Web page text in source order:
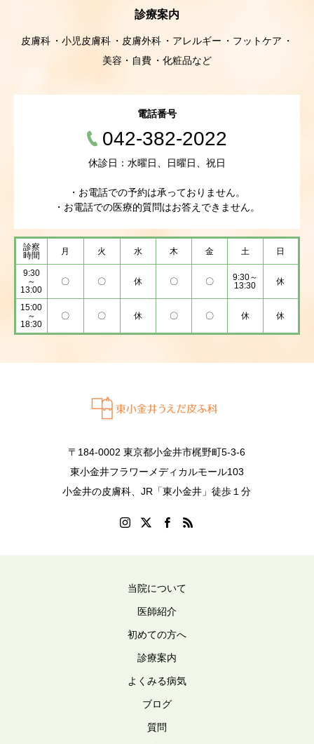
診療案内
皮膚科 小児皮膚科 皮膚外科 アレルギー
フットケア
美容・自費
化粧品など
電話番号
042-382-2022
休診日：水曜日、日曜日、祝日
・お電話での予約は承っておりません。
・お電話での医療的質問はお答えできません。
診察
時間
月 火 水 木 金 土 日
9:30
～
13:00
〇 〇 休 〇 〇
9:30～
13:30
休
15:00
～
18:30
〇 〇 休 〇 〇 休 休
〒184-0002 東京都小金井市梶野町5-3-6
東小金井フラワーメディカルモール103
小金井の皮膚科、JR「東小金井」徒歩１分
当院について
医師紹介
初めての方へ
診療案内
よくみる病気
ブログ
質問